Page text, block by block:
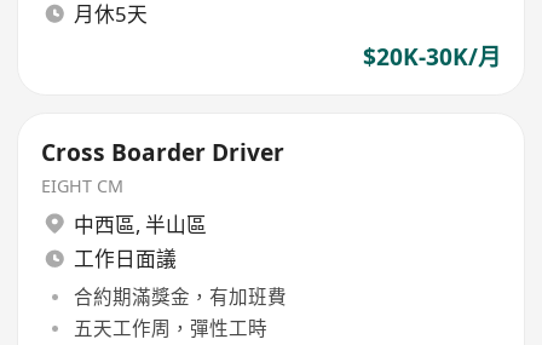
月休5天
$20K-30K/月
Cross Boarder Driver
EIGHT CM
中西區, 半山區
工作日面議
合約期滿獎金，有加班費
五天工作周，彈性工時